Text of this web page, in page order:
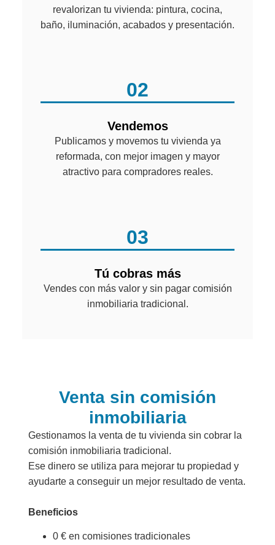
revalorizan tu vivienda: pintura, cocina,
baño, iluminación, acabados y presentación.
02
Vendemos
Publicamos y movemos tu vivienda ya
reformada, con mejor imagen y mayor
atractivo para compradores reales.
03
Tú cobras más
Vendes con más valor y sin pagar comisión
inmobiliaria tradicional.
Venta sin comisión
inmobiliaria
Gestionamos la venta de tu vivienda sin cobrar la
comisión inmobiliaria tradicional.
Ese dinero se utiliza para mejorar tu propiedad y
ayudarte a conseguir un mejor resultado de venta.
Beneficios
0 € en comisiones tradicionales